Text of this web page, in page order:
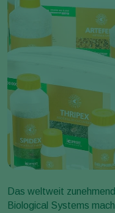
Das weltweit
Biological Systems